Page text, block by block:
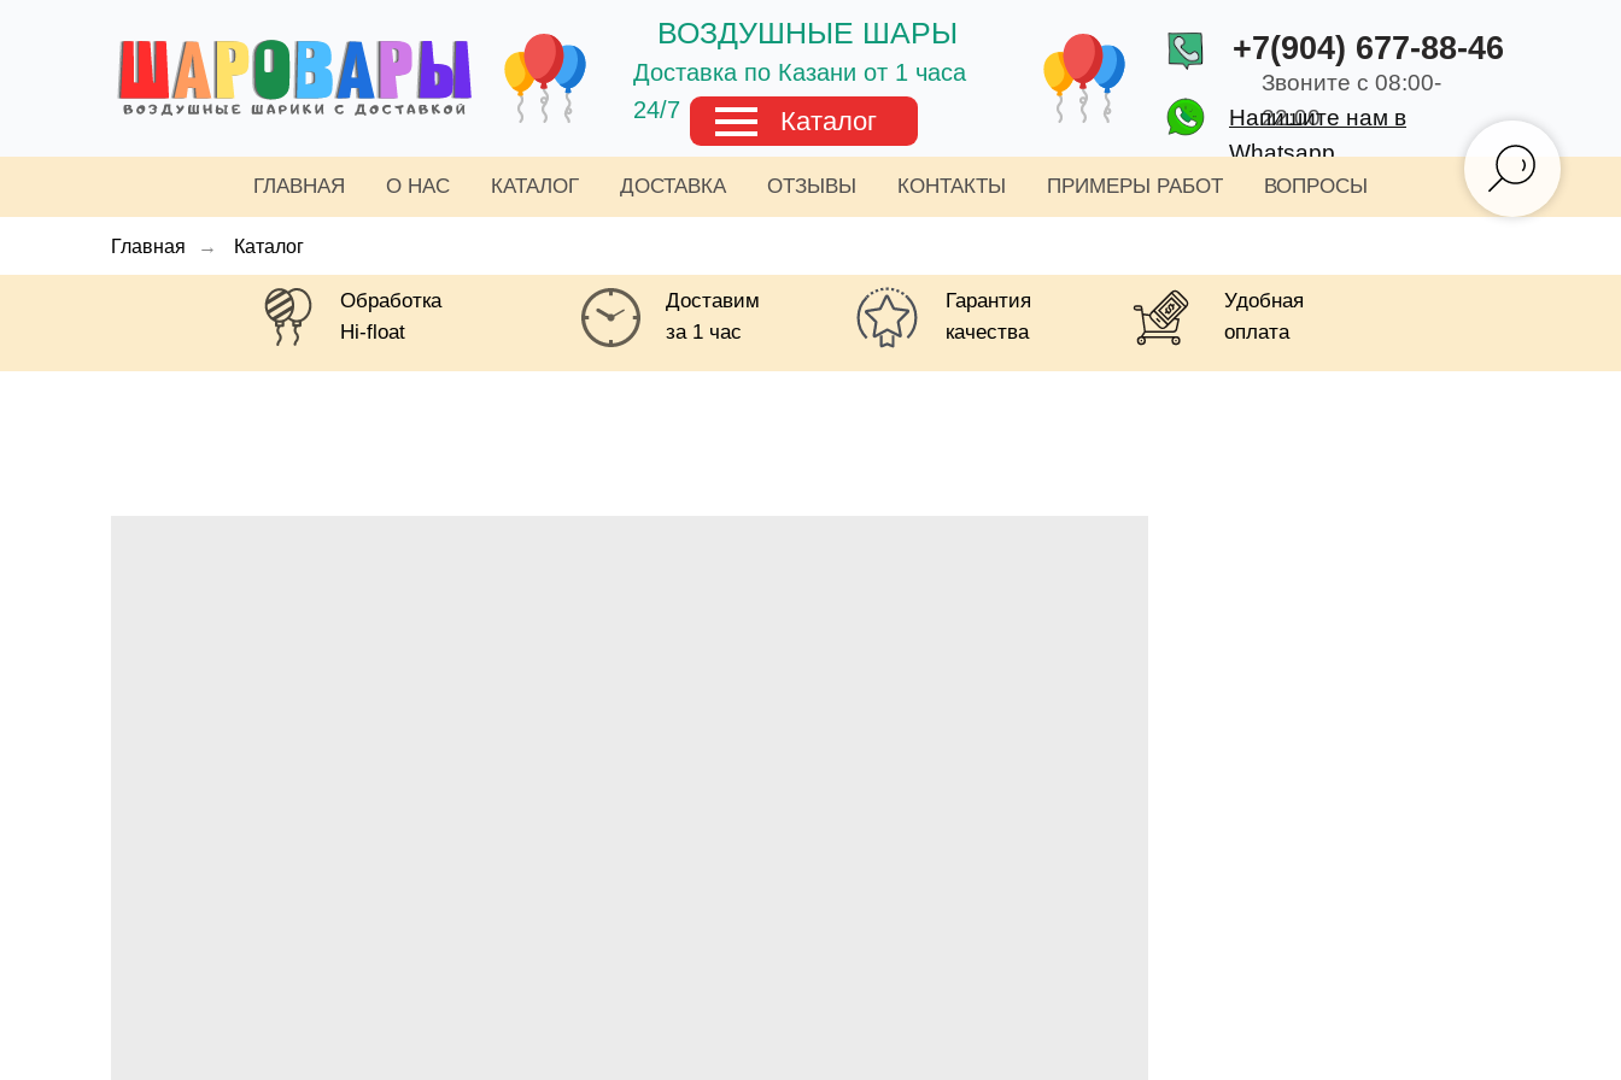
+7(904) 677-88-46
ВОЗДУШНЫЕ ШАРЫ
Доставка по Казани от 1 часа
24/7
Звоните с 08:00-
22:00
Напишите нам в
Whatsapp
Каталог
ГЛАВНАЯ О НАС КАТАЛОГ ДОСТАВКА ОТЗЫВЫ КОНТАКТЫ ПРИМЕРЫ РАБОТ ВОПРОСЫ
Главная → Каталог
Обработка
Hi-float
Доставим
за 1 час
Гарантия
качества
Удобная
оплата